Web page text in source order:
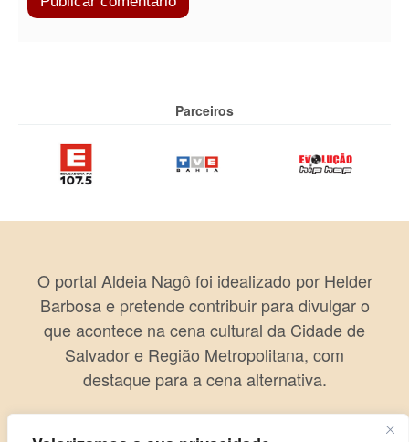
Parceiros
O portal Aldeia Nagô foi idealizado por Helder
Barbosa e pretende contribuir para divulgar o
que acontece na cena cultural da Cidade de
Salvador e Região Metropolitana, com
destaque para a cena alternativa.